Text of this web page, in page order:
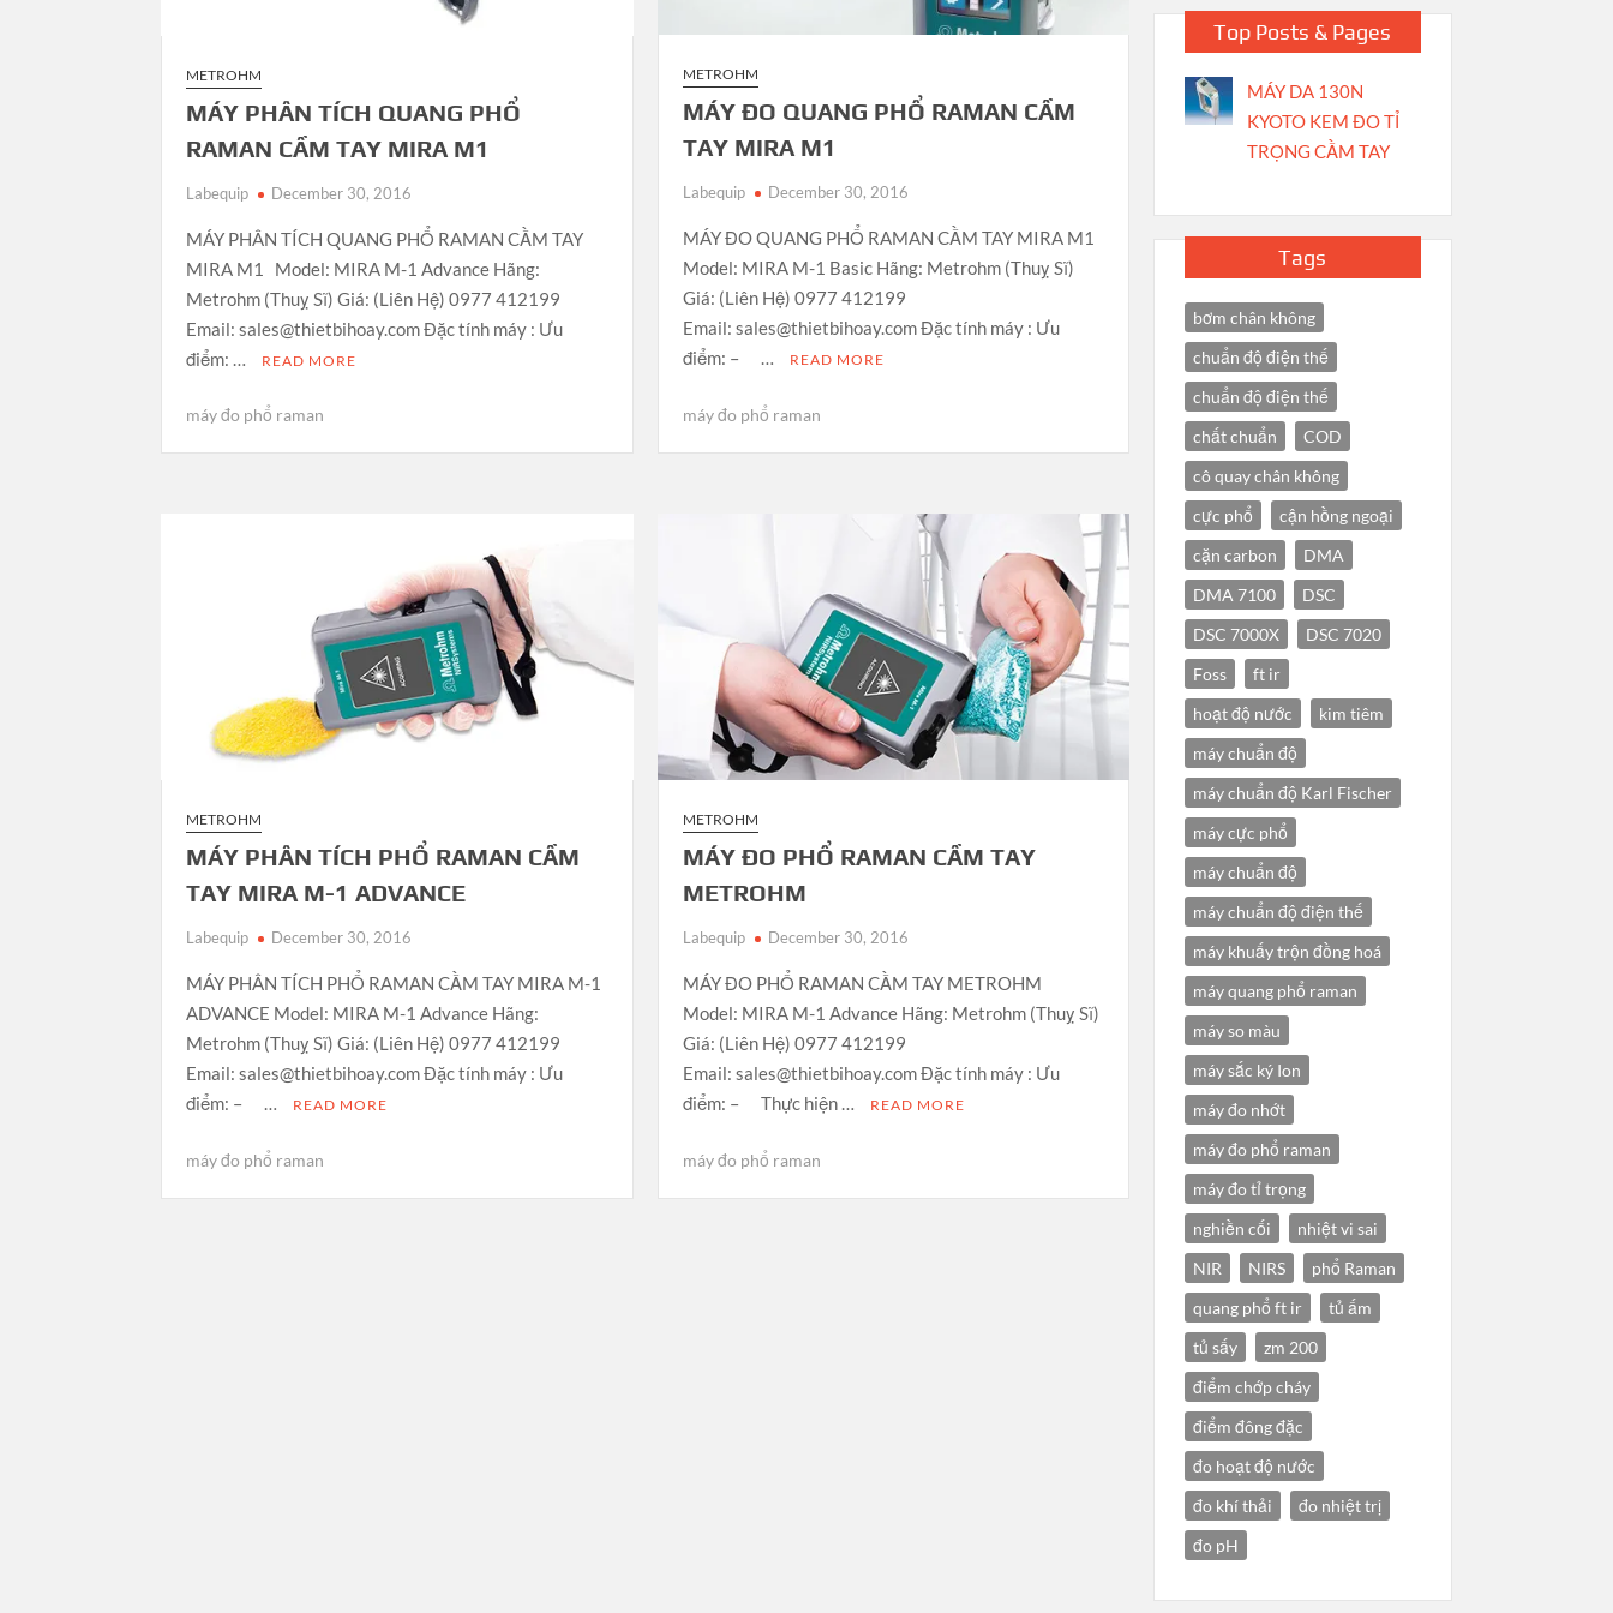
METROHM
MÁY PHÂN TÍCH QUANG PHỔ
RAMAN CẦM TAY MIRA M1
Labequip December 30, 2016
MÁY PHÂN TÍCH QUANG PHỔ RAMAN CẦM TAY
MIRA M1 Model: MIRA M-1 Advance Hãng:
Metrohm (Thuỵ Sĩ) Giá: (Liên Hệ) 0977 412199
Email: sales@thietbihoay.com Đặc tính máy : Ưu
điểm: …
READ MORE
máy đo phổ raman
METROHM
MÁY ĐO QUANG PHỔ RAMAN CẦM
TAY MIRA M1
Labequip December 30, 2016
MÁY ĐO QUANG PHỔ RAMAN CẦM TAY MIRA M1
Model: MIRA M-1 Basic Hãng: Metrohm (Thuỵ Sĩ)
Giá: (Liên Hệ) 0977 412199
Email: sales@thietbihoay.com Đặc tính máy : Ưu
điểm: – …
READ MORE
máy đo phổ raman
METROHM
MÁY PHÂN TÍCH PHỔ RAMAN CẦM
TAY MIRA M-1 ADVANCE
Labequip December 30, 2016
MÁY PHÂN TÍCH PHỔ RAMAN CẦM TAY MIRA M-1
ADVANCE Model: MIRA M-1 Advance Hãng:
Metrohm (Thuỵ Sĩ) Giá: (Liên Hệ) 0977 412199
Email: sales@thietbihoay.com Đặc tính máy : Ưu
điểm: – …
READ MORE
máy đo phổ raman
METROHM
MÁY ĐO PHỔ RAMAN CẦM TAY
METROHM
Labequip December 30, 2016
MÁY ĐO PHỔ RAMAN CẦM TAY METROHM
Model: MIRA M-1 Advance Hãng: Metrohm (Thuỵ Sĩ)
Giá: (Liên Hệ) 0977 412199
Email: sales@thietbihoay.com Đặc tính máy : Ưu
điểm: – Thực hiện …
READ MORE
máy đo phổ raman
Top Posts & Pages
MÁY DA 130N
KYOTO KEM ĐO TỈ
TRỌNG CẦM TAY
Tags
bơm chân không
chuẩn độ điện thế
chuẩn độ điện thế
chất chuẩn
COD
cô quay chân không
cực phổ
cận hồng ngoại
cặn carbon
DMA
DMA 7100
DSC
DSC 7000X
DSC 7020
Foss
ft ir
hoạt độ nước
kim tiêm
máy chuẩn độ
máy chuẩn độ Karl Fischer
máy cực phổ
máy chuẩn độ
máy chuẩn độ điện thế
máy khuấy trộn đồng hoá
máy quang phổ raman
máy so màu
máy sắc ký Ion
máy đo nhớt
máy đo phổ raman
máy đo tỉ trọng
nghiền cối
nhiệt vi sai
NIR
NIRS
phổ Raman
quang phổ ft ir
tủ ấm
tủ sấy
zm 200
điểm chớp cháy
điểm đông đặc
đo hoạt độ nước
đo khí thải
đo nhiệt trị
đo pH